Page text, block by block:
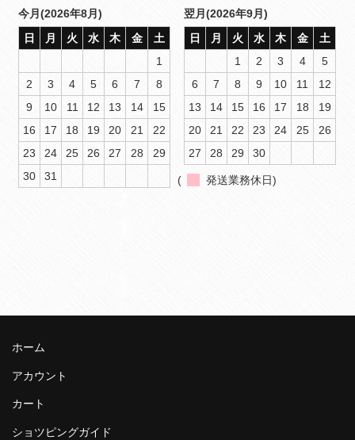
今月(2026年8月)
日
月 火 水 木 金
土
1
2
3 4 5 6 7
8
9
10 11 12 13 14
15
16
17 18 19 20 21
22
23
24 25 26 27 28
29
30
31
翌月(2026年9月)
日
月 火 水 木 金
土
1
2 3 4
5
6
7 8 9 10 11
12
13
14 15 16 17 18
19
20
21 22 23 24 25
26
27
28 29 30
( 発送業務休日)
ホーム
アカウント
カート
ショツピングガイド